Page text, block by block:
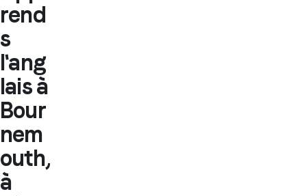
rend
s
l'ang
lais à
Bour
nem
outh,
à